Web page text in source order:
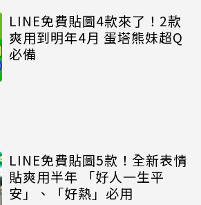
LINE免費貼圖4款來了！2款
爽用到明年4月 蛋塔熊妹超Q
必備
LINE免費貼圖5款！全新表情
貼爽用半年 「好人一生平
安」、「好熱」必用